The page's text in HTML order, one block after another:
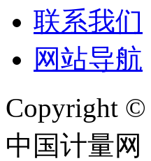
联系我们
网站导航
Copyright
中国计量网